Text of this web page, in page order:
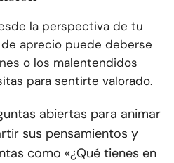
la perspectiva de tu
aprecio puede deberse
o los malentendidos
para sentirte valorado.
abiertas para animar
sus pensamientos y
como «¿Qué tienes en